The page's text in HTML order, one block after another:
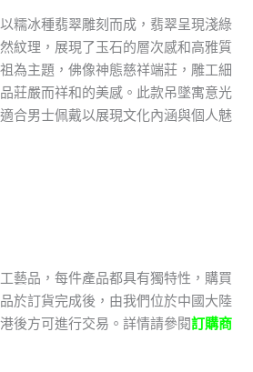
糯冰種翡翠雕刻而成，翡翠呈現淺綠
紋理，展現了玉石的層次感和高雅質
為主題，佛像神態慈祥端莊，雕工細
莊嚴而祥和的美感。此款吊墜寓意光
合男士佩戴以展現文化內涵與個人魅
藝品，每件產品都具有獨特性，購買
於訂貨完成後，由我們位於中國大陸
後方可進行交易。詳情請參閱訂購商